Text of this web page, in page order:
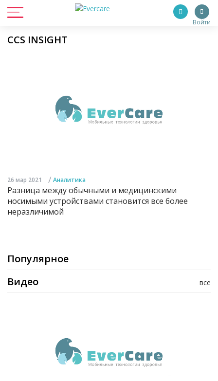
Войти
CCS INSIGHT
26 мар 2021 / Аналитика
Разница между обычными и медицинскими
носимыми устройствами становится все более
неразличимой
Популярное
все
Видео